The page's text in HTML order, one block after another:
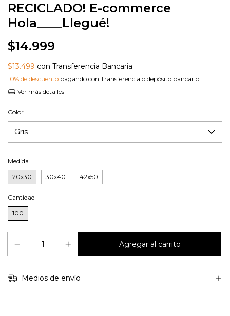
RECICLADO! E-commerce
Hola____Llegué!
$14.999
$13.499 con Transferencia Bancaria
10% de descuento pagando con Transferencia o depósito bancario
Ver más detalles
Color
Medida
20x30 30x40 42x50
Cantidad
100
Medios de envío